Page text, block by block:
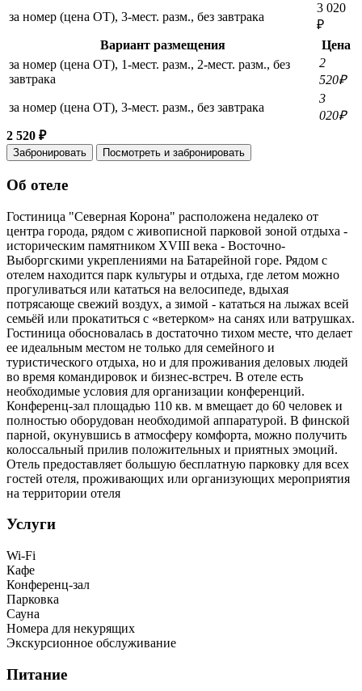
за номер (цена ОТ), 3-мест. разм., без завтрака
3 020
₽
Вариант размещения
Цена
за номер (цена ОТ), 1-мест. разм., 2-мест. разм., без
завтрака
2
520₽
за номер (цена ОТ), 3-мест. разм., без завтрака
3
020₽
2 520 ₽
Забронировать Посмотреть и забронировать
Об отеле
Гостиница "Северная Корона" расположена недалеко от
центра города, рядом с живописной парковой зоной отдыха -
историческим памятником XVIII века - Восточно-
Выборгскими укреплениями на Батарейной горе. Рядом с
отелем находится парк культуры и отдыха, где летом можно
прогуливаться или кататься на велосипеде, вдыхая
потрясающе свежий воздух, а зимой - кататься на лыжах всей
семьёй или прокатиться с «ветерком» на санях или ватрушках.
Гостиница обосновалась в достаточно тихом месте, что делает
ее идеальным местом не только для семейного и
туристического отдыха, но и для проживания деловых людей
во время командировок и бизнес-встреч. В отеле есть
необходимые условия для организации конференций.
Конференц-зал площадью 110 кв. м вмещает до 60 человек и
полностью оборудован необходимой аппаратурой. В финской
парной, окунувшись в атмосферу комфорта, можно получить
колоссальный прилив положительных и приятных эмоций.
Отель предоставляет большую бесплатную парковку для всех
гостей отеля, проживающих или организующих мероприятия
на территории отеля
Услуги
Wi-Fi
Кафе
Конференц-зал
Парковка
Сауна
Номера для некурящих
Экскурсионное обслуживание
Питание